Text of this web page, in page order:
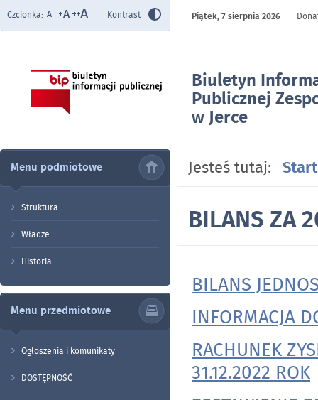
Biuletyn
Publicznej
w Jerce
Czcionka: Kontrast Piątek,7 sierpnia 2026
Menu podmiotowe
Struktura
Władze
Historia
Menu przedmiotowe
Ogłoszenia i komunikaty
DOSTĘPNOŚĆ
Jesteś tutaj: Start
BILANS ZA
BILANS
INFORMACJA
RACHUNEK
31.12.2022 ROK